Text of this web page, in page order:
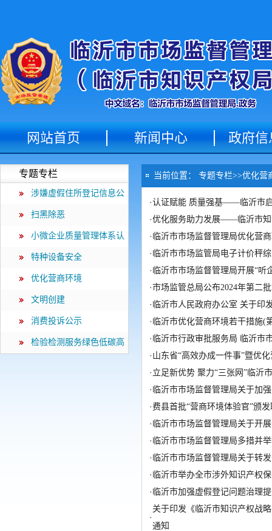
网站首页 新闻中心 政府信
专题专栏
涉嫌虚假住所登记信息公
示专栏
扫黑除恶
小微企业质量管理体系认
证提升行动
特种设备安全
优化营商环境
文明创建
消费投诉公示
检验检测服务绿色低碳高
当前位置： 专题专栏>>优化营
·认证赋能 质量强基——临沂市
·优化服务助力发展——临沂市知
· 临沂市市场监督管理局优化营
· 临沂市市场监管局电子计价秤
· 临沂市市场监督管理局开展“听
·市场监管总局公布2024年第二
· 临沂市人民政府办公室 关于印
· 临沂市优化营商环境若干措施(
· 临沂市行政审批服务局 临沂市
· 山东省“高效办成一件事”暨优
· 立足新优势 聚力“三张网”临沂
· 临沂市市场监督管理局关于加
· 费县首批“营商环境体验官”颁
· 临沂市市场监督管理局关于开
· 临沂市市场监督管理局多措并
· 临沂市市场监督管理局关于转
· 临沂市举办全市涉外知识产权
· 临沂市加强虚假登记问题治理
·
关于印发《临沂市知识产权战
通知